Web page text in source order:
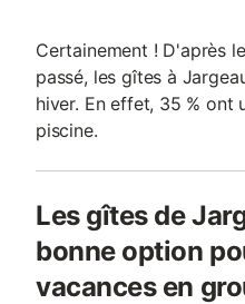
Certainement ! D'après
passé, les gîtes à
hiver. En effet, 35 % ont
piscine.
Les gîtes de
bonne option
vacances en